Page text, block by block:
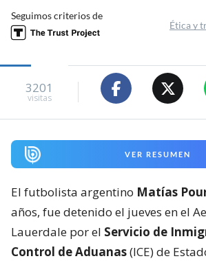
Seguimos criterios de
Ética y
3201
visitas
VER RESUMEN
El futbolista argentino Matías
años, fue detenido el jueves en el
Lauerdale por el Servicio de
Control de Aduanas(ICE) de